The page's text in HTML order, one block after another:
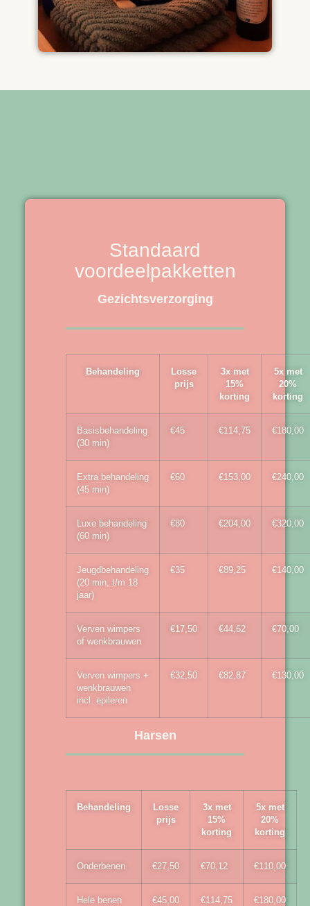
Standaard
voordeelpakketten
Gezichtsverzorging
Behandeling
Losse
prijs
3x met
15%
korting
5x met
20%
korting
Basisbehandeling
(30 min)
€45 €114,75 €180,00
Extra behandeling
(45 min)
€60 €153,00 €240,00
Luxe behandeling
(60 min)
€80 €204,00 €320,00
Jeugdbehandeling
(20 min, t/m 18
jaar)
€35 €89,25 €140,00
Verven wimpers
of wenkbrauwen
€17,50 €44,62 €70,00
Verven wimpers +
wenkbrauwen
incl. epileren
€32,50 €82,87 €130,00
Harsen
Behandeling
Losse
prijs
3x met
15%
korting
5x met
20%
korting
Onderbenen €27,50 €70,12 €110,00
Hele benen €45,00 €114,75 €180,00